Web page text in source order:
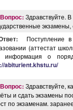
Вопрос: Здравствуйте.
Поступление
(аттестат
информация о
abiturient.khstu.ru/
Вопрос: Здравствуйте,
и сдать экзамены
по экзаменам.